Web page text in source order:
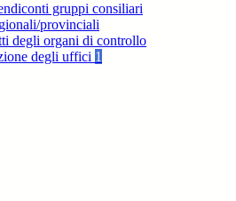
gruppi consiliari
provinciali
degli organi di controllo
degli uffici 1